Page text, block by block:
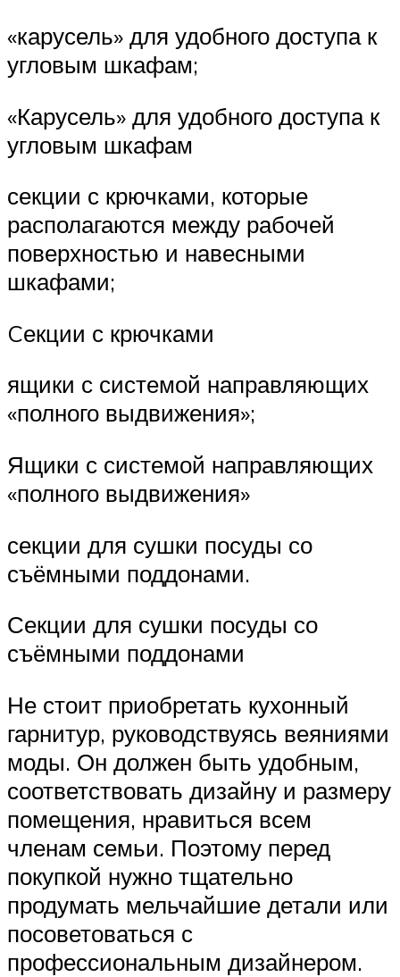
«карусель» для удобного доступа к
угловым шкафам;
«Карусель» для удобного доступа к
угловым шкафам
секции с крючками, которые
располагаются между рабочей
поверхностью и навесными
шкафами;
Cекции с крючками
ящики с системой направляющих
«полного выдвижения»;
Ящики с системой направляющих
«полного выдвижения»
секции для сушки посуды со
съёмными поддонами.
Секции для сушки посуды со
съёмными поддонами
Не стоит приобретать кухонный
гарнитур, руководствуясь веяниями
моды. Он должен быть удобным,
соответствовать дизайну и размеру
помещения, нравиться всем
членам семьи. Поэтому перед
покупкой нужно тщательно
продумать мельчайшие детали или
посоветоваться с
профессиональным дизайнером.